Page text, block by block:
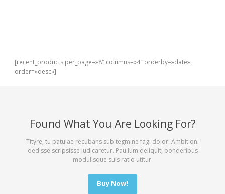
[recent_products per_page=»8″ columns=»4″ orderby=»date»
order=»desc»]
Found What You Are Looking For?
Tityre, tu patulae recubans sub tegmine fagi dolor. Ambitioni
dedisse scripsisse iudicaretur. Paullum deliquit, ponderibus
modulisque suis ratio utitur.
Buy Now!